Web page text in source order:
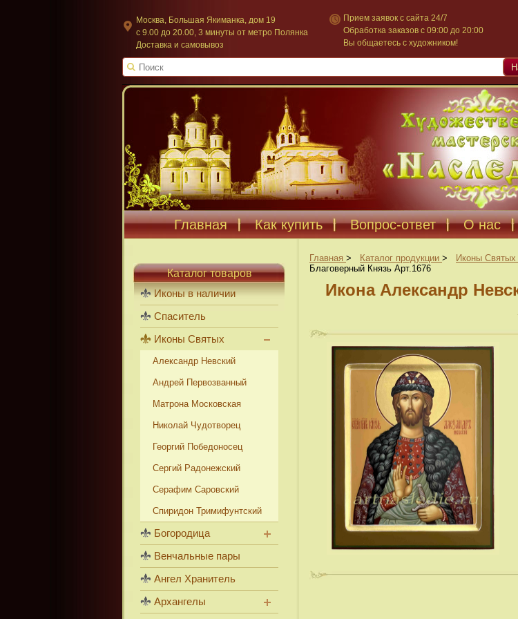
Москва, Большая Якиманка, дом 19
c 9.00 до 20.00, 3 минуты от метро Полянка
Доставка и самовывоз
Прием заявок с сайта 24/7
Обработка заказов с 09:00 до 20:00
Вы общаетесь с художником!
Главная Как купить Вопрос-ответ О нас
Главная > Каталог продукции > Иконы Святых
Благоверный Князь Арт.1676
Икона Александр
Каталог товаров
Иконы в наличии
Спаситель
Иконы Святых
Александр Невский
Андрей Первозванный
Матрона Московская
Николай Чудотворец
Георгий Победоносец
Сергий Радонежский
Серафим Саровский
Спиридон Тримифунтский
Богородица
Венчальные пары
Ангел Хранитель
Архангелы